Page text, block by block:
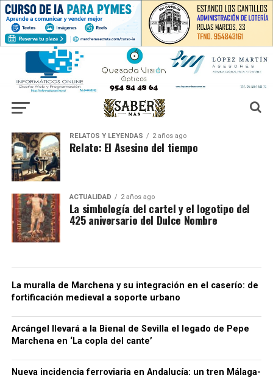
RELATOS Y LEYENDAS 2 años ago
Relato: El Asesino del tiempo
ACTUALIDAD 2 años ago
La simbología del cartel y el logotipo del
425 aniversario del Dulce Nombre
La muralla de Marchena y su integración en el caserío: de
fortificación medieval a soporte urbano
Arcángel llevará a la Bienal de Sevilla el legado de Pepe
Marchena en ‘La copla del cante’
Nueva incidencia ferroviaria en Andalucía: un tren Málaga-